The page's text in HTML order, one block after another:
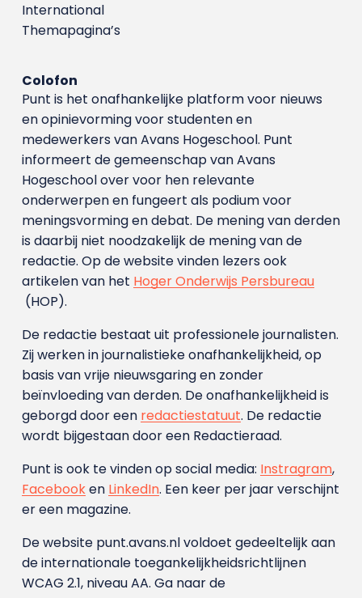
International
Themapagina’s
Colofon
Punt is het onafhankelijke platform voor nieuws
en opinievorming voor studenten en
medewerkers van Avans Hoge­school. Punt
informeert de gemeenschap van Avans
Hogeschool over voor hen relevante
onderwerpen en fungeert als podium voor
meningsvorming en debat. De mening van derden
is daarbij niet noodzakelijk de mening van de
redactie. Op de website vinden lezers ook
artikelen van het Hoger Onderwijs Persbureau
(HOP).
De redactie bestaat uit professionele journalisten.
Zij werken in journalistieke onafhankelijkheid, op
basis van vrije nieuwsgaring en zonder
beïnvloeding van derden. De onafhankelijkheid is
geborgd door een redactiestatuut. De redactie
wordt bijgestaan door een Redactieraad.
Punt is ook te vinden op social media: Instragram,
Facebooken LinkedIn. Een keer per jaar verschijnt
er een magazine.
De website punt.avans.nl voldoet gedeeltelijk aan
de internationale toegankelijkheidsrichtlijnen
WCAG 2.1, niveau AA. Ga naar de